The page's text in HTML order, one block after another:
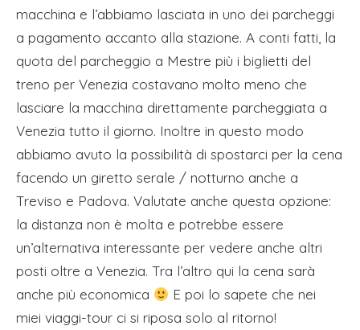
macchina e l’abbiamo lasciata in uno dei parcheggi
a pagamento accanto alla stazione. A conti fatti, la
quota del parcheggio a Mestre più i biglietti del
treno per Venezia costavano molto meno che
lasciare la macchina direttamente parcheggiata a
Venezia tutto il giorno. Inoltre in questo modo
abbiamo avuto la possibilità di spostarci per la cena
facendo un giretto serale / notturno anche a
Treviso e Padova. Valutate anche questa opzione:
la distanza non è molta e potrebbe essere
un’alternativa interessante per vedere anche altri
posti oltre a Venezia. Tra l’altro qui la cena sarà
anche più economica
E poi lo sapete che nei
miei viaggi-tour ci si riposa solo al ritorno!